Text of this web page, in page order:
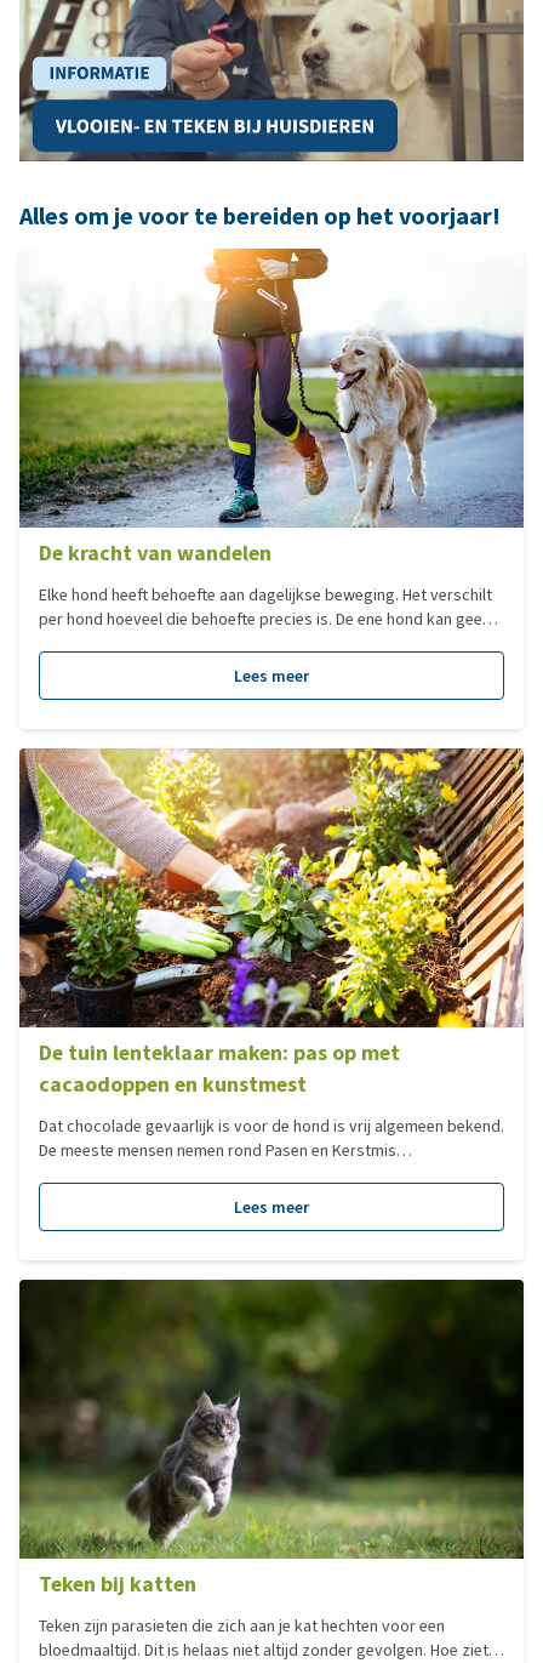
Alles om je voor te bereiden op het voorjaar!
De kracht van wandelen
Elke hond heeft behoefte aan dagelijkse beweging. Het verschilt
per hond hoeveel die behoefte precies is. De ene hond kan geen
een klein blokje om ook wel prima vindt. Het is mede afhankelijk
van het ras en de leeftijd van de hond. Een oude hond heeft
Lees meer
De tuin lenteklaar maken: pas op met
cacaodoppen en kunstmest
Dat chocolade gevaarlijk is voor de hond is vrij algemeen bekend.
De meeste mensen nemen rond Pasen en Kerstmis
viervoeter chocolade kan binnenkrijgen. Wat veel mensen echter
niet weten, is dat de voor de hond schadelijke stof theobromine
aantocht jouw tuin lenteklaar gaat maken.
Lees meer
Teken bij katten
Teken zijn parasieten die zich aan je kat hechten voor een
bloedmaaltijd. Dit is helaas niet altijd zonder gevolgen. Hoe ziet